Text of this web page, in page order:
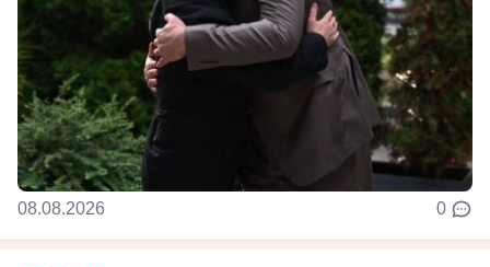
08.08.2026 0